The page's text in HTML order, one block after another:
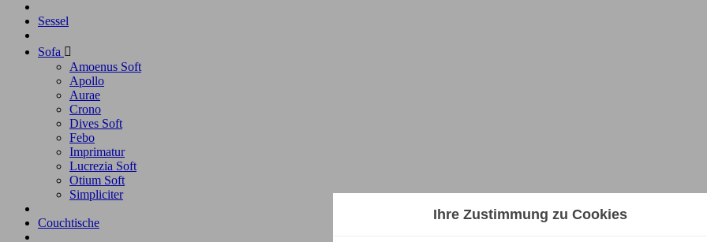
Sessel
Sofa 
Amoenus Soft
Apollo
Aurae
Crono
Dives Soft
Febo
Imprimatur
Lucrezia Soft
Otium Soft
Simpliciter
Couchtische
Ihre Zustimmung zu Cookies